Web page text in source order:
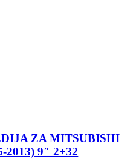
ZA MITSUBISHI
9″ 2+32